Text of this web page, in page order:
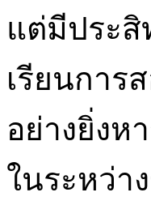
แต่มีประ
เรียนการ
อย่างยิ่งห
ในระหว่า